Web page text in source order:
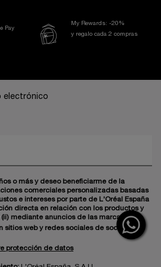
Pay
My Rewards: -20%
y regalo cada 2 compras
electrónico
o más y deseo beneficiarme de la
comerciales personalizadas basadas
e intereses por parte de L'Oréal España
directa en relación con los productos y
mediante anuncios de las marcas de
sitios web y redes sociales de socios.
protección de datos